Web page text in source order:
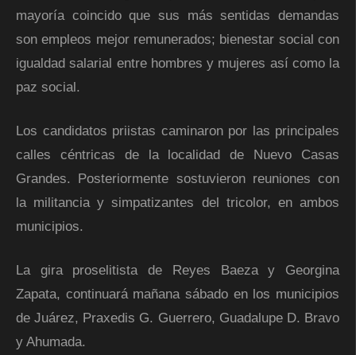
mayoría coincido que sus más sentidas demandas
son empleos mejor remunerados; bienestar social con
igualdad salarial entre hombres y mujeres así como la
paz social.
Los candidatos priistas caminaron por las principales
calles céntricas de la localidad de Nuevo Casas
Grandes. Posteriormente sostuvieron reuniones con
la militancia y simpatizantes del tricolor, en ambos
municipios.
La gira proselitista de Reyes Baeza y Georgina
Zapata, continuará mañana sábado en los municipios
de Juárez, Praxedis G. Guerrero, Guadalupe D. Bravo
y Ahumada.